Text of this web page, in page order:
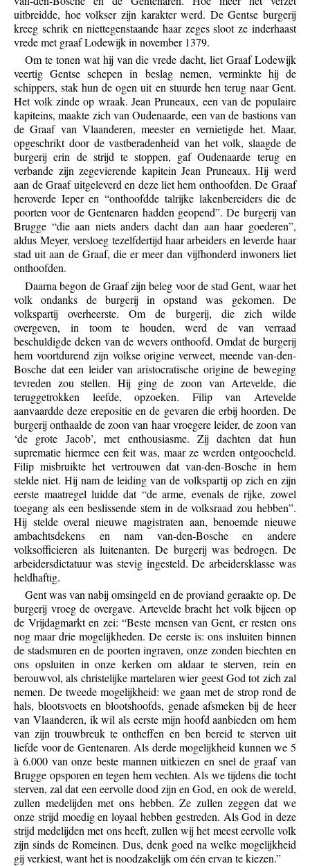
uitbreidde, hoe volkser zijn karakter werd. De Gentse burgerij
kreeg schrik en niettegenstaande haar zeges sloot ze inderhaast
vrede met graaf Lodewijk in november 1379.
Om te tonen wat hij van die vrede dacht, liet Graaf Lodewijk
veertig Gentse schepen in beslag nemen, verminkte hij de
schippers, stak hun de ogen uit en stuurde hen terug naar Gent.
Het volk zinde op wraak. Jean Pruneaux, een van de populaire
kapiteins, maakte zich van Oudenaarde, een van de bastions van
de Graaf van Vlaanderen, meester en vernietigde het. Maar,
opgeschrikt door de vastberadenheid van het volk, slaagde de
burgerij erin de strijd te stoppen, gaf Oudenaarde terug en
verbande zijn zegevierende kapitein Jean Pruneaux. Hij werd
aan de Graaf uitgeleverd en deze liet hem onthoofden. De Graaf
heroverde Ieper en “onthoofdde talrijke lakenbereiders die de
poorten voor de Gentenaren hadden geopend”. De burgerij van
Brugge “die aan niets anders dacht dan aan haar goederen”,
aldus Meyer, versloeg tezelfdertijd haar arbeiders en leverde haar
stad uit aan de Graaf, die er meer dan vijfhonderd inwoners liet
onthoofden.
Daarna begon de Graaf zijn beleg voor de stad Gent, waar het
volk ondanks de burgerij in opstand was gekomen. De
volkspartij overheerste. Om de burgerij, die zich wilde
overgeven, in toom te houden, werd de van verraad
beschuldigde deken van de wevers onthoofd. Omdat de burgerij
hem voortdurend zijn volkse origine verweet, meende van-den-
Bosche dat een leider van aristocratische origine de beweging
tevreden zou stellen. Hij ging de zoon van Artevelde, die
teruggetrokken leefde, opzoeken. Filip van Artevelde
aanvaardde deze erepositie en de gevaren die erbij hoorden. De
burgerij onthaalde de zoon van haar vroegere leider, de zoon van
‘de grote Jacob’, met enthousiasme. Zij dachten dat hun
suprematie hiermee een feit was, maar ze werden ontgoocheld.
Filip misbruikte het vertrouwen dat van-den-Bosche in hem
stelde niet. Hij nam de leiding van de volkspartij op zich en zijn
eerste maatregel luidde dat “de arme, evenals de rijke, zowel
toegang als een beslissende stem in de volksraad zou hebben”.
Hij stelde overal nieuwe magistraten aan, benoemde nieuwe
ambachtsdekens en nam van-den-Bosche en andere
volksofficieren als luitenanten. De burgerij was bedrogen. De
arbeidersdictatuur was stevig ingesteld. De arbeidersklasse was
heldhaftig.
Gent was van nabij omsingeld en de proviand geraakte op. De
burgerij vroeg de overgave. Artevelde bracht het volk bijeen op
de Vrijdagmarkt en zei: “Beste mensen van Gent, er resten ons
nog maar drie mogelijkheden. De eerste is: ons insluiten binnen
de stadsmuren en de poorten ingraven, onze zonden biechten en
ons opsluiten in onze kerken om aldaar te sterven, rein en
berouwvol, als christelijke martelaren wier geest God tot zich zal
nemen. De tweede mogelijkheid: we gaan met de strop rond de
hals, blootsvoets en blootshoofds, genade afsmeken bij de heer
van Vlaanderen, ik wil als eerste mijn hoofd aanbieden om hem
van zijn trouwbreuk te ontheffen en ben bereid te sterven uit
liefde voor de Gentenaren. Als derde mogelijkheid kunnen we 5
à 6.000 van onze beste mannen uitkiezen en snel de graaf van
Brugge opsporen en tegen hem vechten. Als we tijdens die tocht
sterven, zal dat een eervolle dood zijn en God, en ook de wereld,
zullen medelijden met ons hebben. Ze zullen zeggen dat we
onze strijd moedig en loyaal hebben gestreden. Als God in deze
strijd medelijden met ons heeft, zullen wij het meest eervolle volk
zijn sinds de Romeinen. Dus, denk goed na welke mogelijkheid
gij verkiest, want het is noodzakelijk om één ervan te kiezen.”